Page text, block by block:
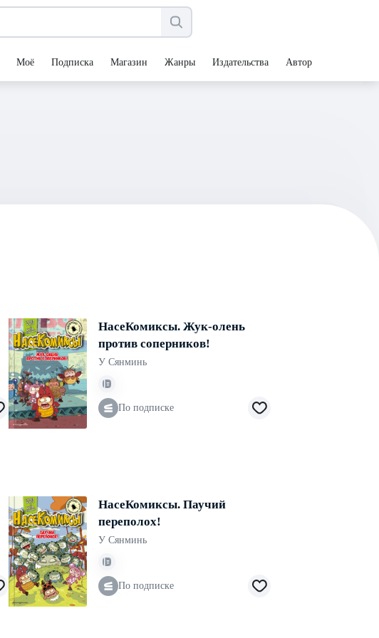
Моё Подписка Магазин Жанры Издательства Авторы
НасеКомиксы. Жук-олень
против соперников!
У Сянминь
По подписке
НасеКомиксы. Паучий
переполох!
У Сянминь
По подписке